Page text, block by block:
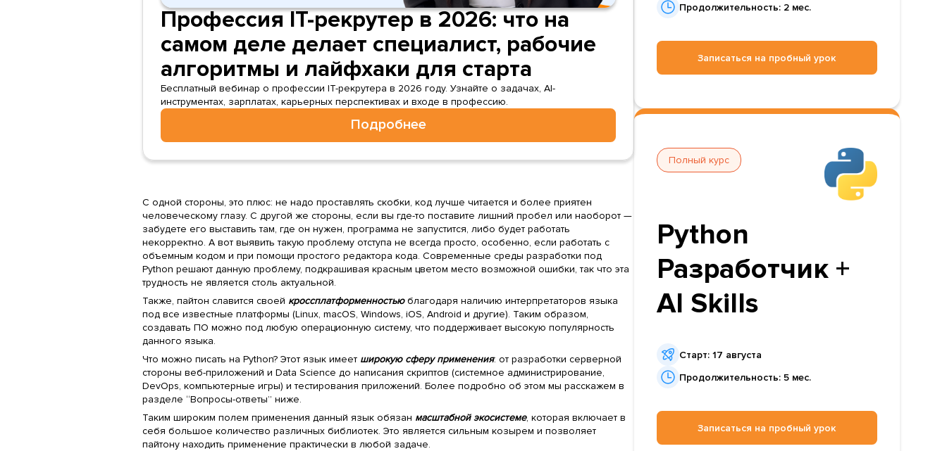
Профессия IT-рекрутер в 2026: что на
самом деле делает специалист, рабочие
алгоритмы и лайфхаки для старта
Бесплатный вебинар о профессии IT-рекрутера в 2026 году. Узнайте о задачах, AI-
инструментах, зарплатах, карьерных перспективах и входе в профессию.
Подробнее
С одной стороны, это плюс: не надо проставлять скобки, код лучше читается и более приятен
человеческому глазу. С другой же стороны, если вы где-то поставите лишний пробел или наоборот —
забудете его выставить там, где он нужен, программа не запустится, либо будет работать
некорректно. А вот выявить такую проблему отступа не всегда просто, особенно, если работать с
объемным кодом и при помощи простого редактора кода. Современные среды разработки под
Python решают данную проблему, подкрашивая красным цветом место возможной ошибки, так что эта
трудность не является столь актуальной.
Также, пайтон славится своей кроссплатформенностьюблагодаря наличию интерпретаторов языка
под все известные платформы (Linux, macOS, Windows, iOS, Android и другие). Таким образом,
создавать ПО можно под любую операционную систему, что поддерживает высокую популярность
данного языка.
Что можно писать на Python? Этот язык имеет широкую сферу применения: от разработки серверной
стороны веб-приложений и Data Science до написания скриптов (системное администрирование,
DevOps, компьютерные игры) и тестирования приложений. Более подробно об этом мы расскажем в
разделе “Вопросы-ответы” ниже.
Таким широким полем применения данный язык обязан масштабной экосистеме, которая включает в
себя большое количество различных библиотек. Это является сильным козырем и позволяет
пайтону находить применение практически в любой задаче.
Продолжительность: 2 мес.
Записаться на пробный урок
Полный курс
Python
Разработчик +
AI Skills
Старт: 17 августа
Продолжительность: 5 мес.
Записаться на пробный урок